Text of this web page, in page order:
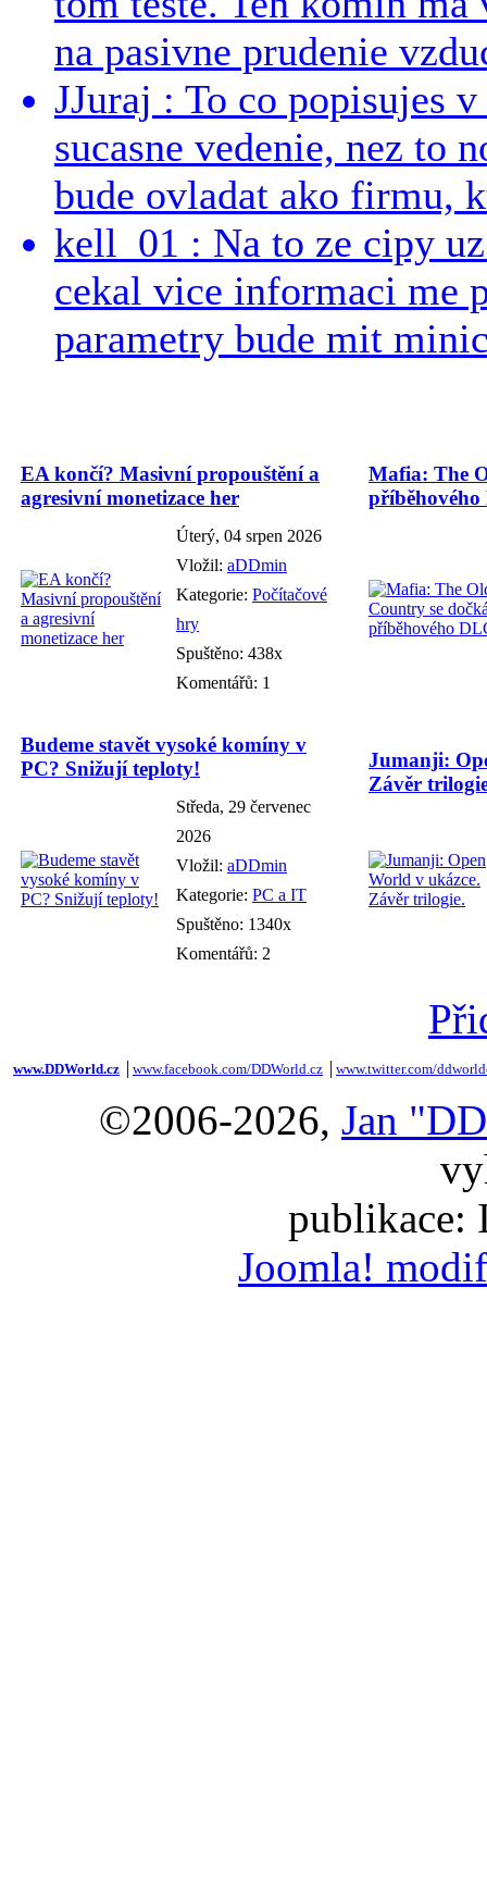
na pasivne prudenie
JJuraj : To co popisujes
sucasne vedenie, nez to
bude ovladat ako firmu,
kell_01 : Na to ze cipy
cekal vice informaci me
parametry bude mit
EA končí? Masivní propouštění a
agresivní monetizace her
Úterý, 04 srpen 2026
Vložil: aDDmin
Kategorie: Počítačové
hry
Spuštěno: 438x
Komentářů: 1
Mafia: The
Budeme stavět vysoké komíny v
PC? Snižují teploty!
Středa, 29 červenec
2026
Vložil: aDDmin
Kategorie: PC a IT
Spuštěno: 1340x
Komentářů: 2
Jumanji:
Závěr
www.DDWorld.cz www.facebook.com/DDWorld.cz www.twitter.com/
©2006-2026, Jan
publikace:
Joomla!